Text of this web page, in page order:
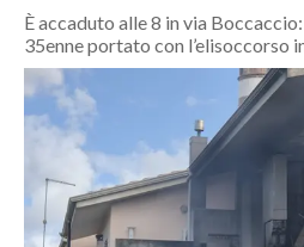
CRONACA
ITALIA
MONDO
POLITICA
ECONOMIA
È accaduto alle 8 in via
35enne portato con l’elisoccorso